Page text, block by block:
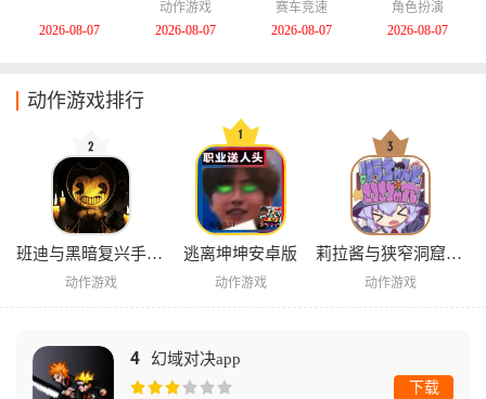
2026-08-07
动作游戏
2026-08-07
中文版
赛车竞速
2026-08-07
卓版
角色扮演
2026-08-07
动作游戏排行
班迪与黑暗复兴手机版
动作游戏
逃离坤坤安卓版
动作游戏
莉拉酱与狭窄洞窟安卓版
动作游戏
4 幻域对决app
下载